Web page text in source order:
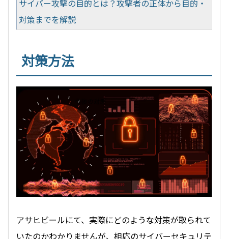
サイバー攻撃の目的とは？攻撃者の正体から目的・
対策までを解説
対策方法
アサヒビールにて、実際にどのような対策が取られて
いたのかわかりませんが、相応のサイバーセキュリテ